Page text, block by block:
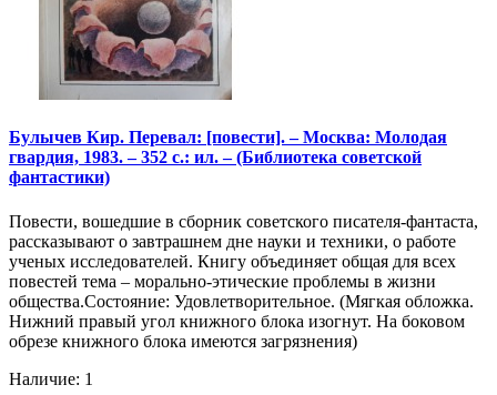
Булычев Кир. Перевал: [повести]. – Москва: Молодая
гвардия, 1983. – 352 с.: ил. – (Библиотека советской
фантастики)
Повести, вошедшие в сборник советского писателя-фантаста,
рассказывают о завтрашнем дне науки и техники, о работе
ученых исследователей. Книгу объединяет общая для всех
повестей тема – морально-этические проблемы в жизни
общества.Состояние: Удовлетворительное. (Мягкая обложка.
Нижний правый угол книжного блока изогнут. На боковом
обрезе книжного блока имеются загрязнения)
Наличие: 1